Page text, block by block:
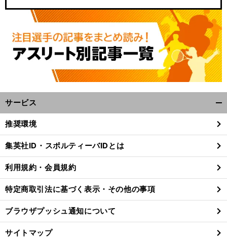
サービス
閉
る
推奨環境
集英社ID・スポルティーバIDとは
利用規約・会員規約
特定商取引法に基づく表示・その他の事項
ブラウザプッシュ通知について
サイトマップ